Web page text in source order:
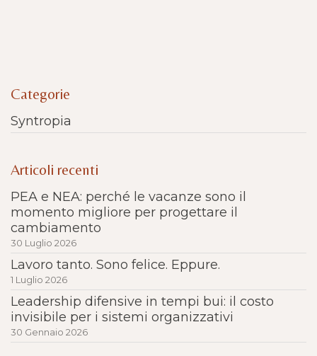
Categorie
Syntropia
Articoli recenti
PEA e NEA: perché le vacanze sono il
momento migliore per progettare il
cambiamento
30 Luglio 2026
Lavoro tanto. Sono felice. Eppure.
1 Luglio 2026
Leadership difensive in tempi bui: il costo
invisibile per i sistemi organizzativi
30 Gennaio 2026